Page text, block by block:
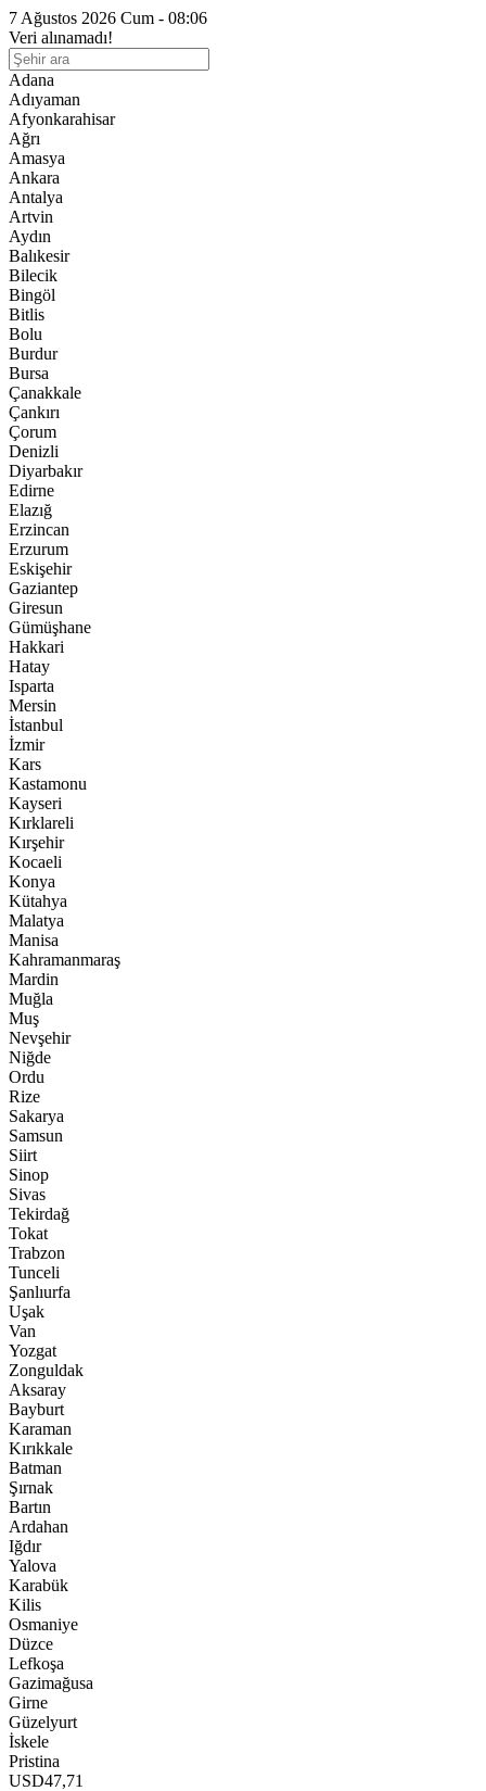
7 Ağustos 2026 Cum - 08:06
Veri alınamadı!
Adana
Adıyaman
Afyonkarahisar
Ağrı
Amasya
Ankara
Antalya
Artvin
Aydın
Balıkesir
Bilecik
Bingöl
Bitlis
Bolu
Burdur
Bursa
Çanakkale
Çankırı
Çorum
Denizli
Diyarbakır
Edirne
Elazığ
Erzincan
Erzurum
Eskişehir
Gaziantep
Giresun
Gümüşhane
Hakkari
Hatay
Isparta
Mersin
İstanbul
İzmir
Kars
Kastamonu
Kayseri
Kırklareli
Kırşehir
Kocaeli
Konya
Kütahya
Malatya
Manisa
Kahramanmaraş
Mardin
Muğla
Muş
Nevşehir
Niğde
Ordu
Rize
Sakarya
Samsun
Siirt
Sinop
Sivas
Tekirdağ
Tokat
Trabzon
Tunceli
Şanlıurfa
Uşak
Van
Yozgat
Zonguldak
Aksaray
Bayburt
Karaman
Kırıkkale
Batman
Şırnak
Bartın
Ardahan
Iğdır
Yalova
Karabük
Kilis
Osmaniye
Düzce
Lefkoşa
Gazimağusa
Girne
Güzelyurt
İskele
Pristina
USD47,71